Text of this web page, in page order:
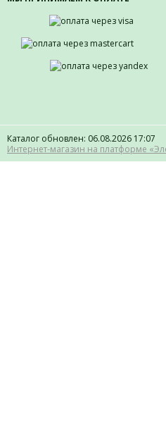
Каталог обновлен: 06.08.2026 17:07
Интернет-магазин на платформе